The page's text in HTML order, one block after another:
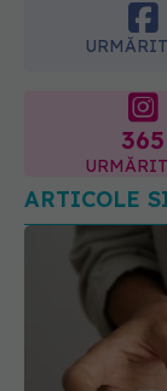
365
ARTICOLE